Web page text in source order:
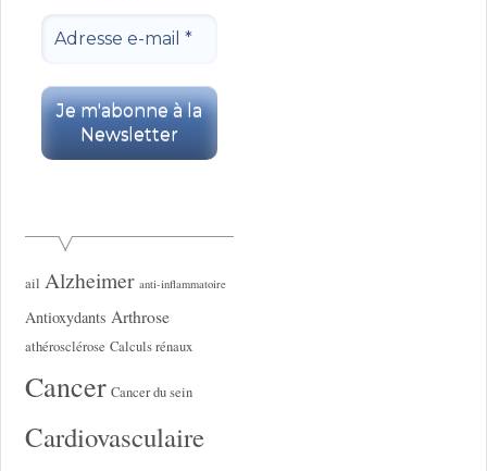
ail Alzheimer anti-inflammatoire
Antioxydants Arthrose
athérosclérose Calculs rénaux
Cancer Cancer du sein
Cardiovasculaire